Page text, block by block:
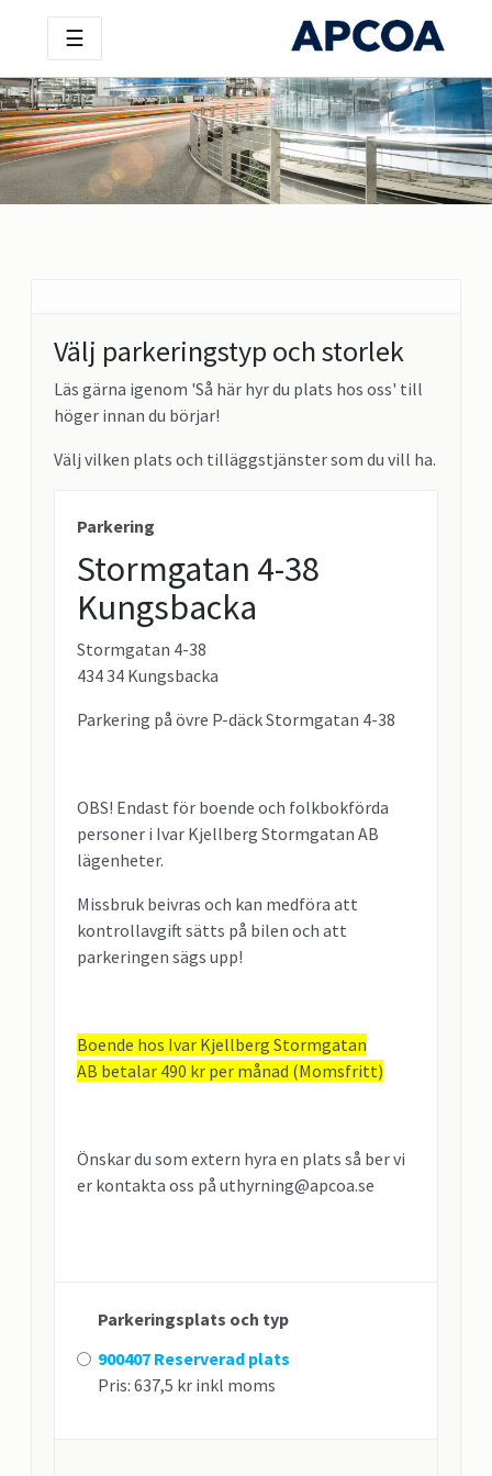
☰
Välj parkeringstyp och storlek
Läs gärna igenom 'Så här hyr du plats hos oss' till
höger innan du börjar!
Välj vilken plats och tilläggstjänster som du vill ha.
Parkering
Stormgatan 4-38
Kungsbacka
Stormgatan 4-38
434 34 Kungsbacka
Parkering på övre P-däck Stormgatan 4-38
OBS! Endast för boende och folkbokförda
personer i Ivar Kjellberg Stormgatan AB
lägenheter.
Missbruk beivras och kan medföra att
kontrollavgift sätts på bilen och att
parkeringen sägs upp!
Boende hos Ivar Kjellberg Stormgatan
AB betalar 490 kr per månad (Momsfritt)
Önskar du som extern hyra en plats så ber vi
er kontakta oss på uthyrning@apcoa.se
Parkeringsplats och typ
900407 Reserverad plats
Pris: 637,5 kr inkl moms